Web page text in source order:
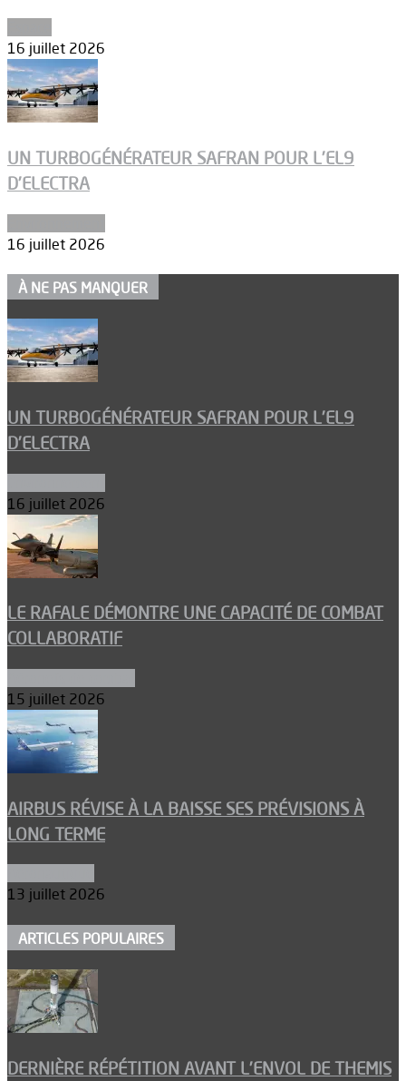
16 juillet 2026
UN TURBOGÉNÉRATEUR SAFRAN POUR L’EL9
D’ELECTRA
16 juillet 2026
À NE PAS MANQUER
UN TURBOGÉNÉRATEUR SAFRAN POUR L’EL9
D’ELECTRA
16 juillet 2026
LE RAFALE DÉMONTRE UNE CAPACITÉ DE COMBAT
COLLABORATIF
15 juillet 2026
AIRBUS RÉVISE À LA BAISSE SES PRÉVISIONS À
LONG TERME
13 juillet 2026
ARTICLES POPULAIRES
DERNIÈRE RÉPÉTITION AVANT L’ENVOL DE THEMIS